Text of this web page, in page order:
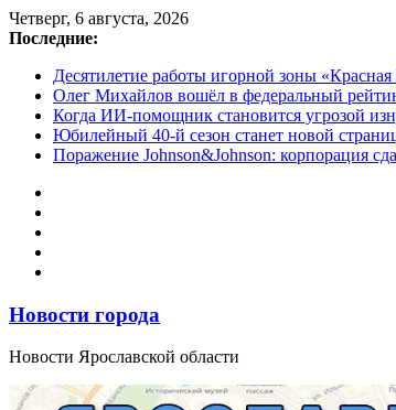
Перейти
к
Четверг, 6 августа, 2026
Последние:
Десятилетие работы игорной зоны
Олег Михайлов вошёл в федеральный
Когда ИИ-помощник становится угрозой
Юбилейный 40-й сезон станет новой
Поражение Johnson&Johnson: корпорация
Новости города
Новости Ярославской области